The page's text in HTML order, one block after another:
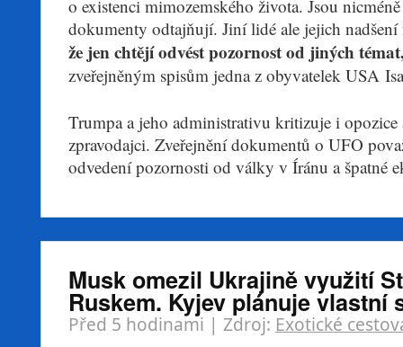
o existenci mimozemského života. Jsou
dokumenty odtajňují. Jiní lidé ale jejich
že jen chtějí odvést pozornost od jiných
zveřejněným spisům jedna z obyvatelek USA
Trumpa a jeho administrativu kritizuje i
zpravodajci. Zveřejnění dokumentů o UFO
odvedení pozornosti od války v Íránu a špatné
Musk omezil Ukrajině využití
Ruskem. Kyjev plánuje vlastní
Před 5 hodinami | Zdroj: Exotické